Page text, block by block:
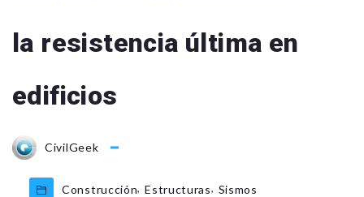
la resistencia última en
edificios
CivilGeek
Construcción, Estructuras, Sismos